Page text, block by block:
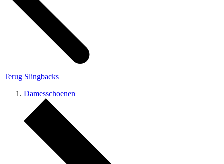
Terug Slingbacks
Damesschoenen